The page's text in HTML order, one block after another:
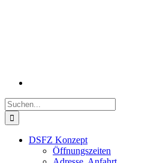
Suche
nach:
DSFZ Konzept
Öffnungszeiten